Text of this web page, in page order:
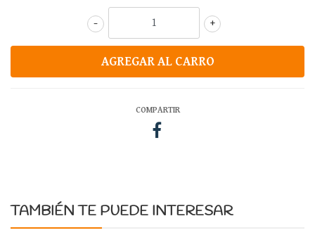
+
-
COMPARTIR
TAMBIÉN TE PUEDE INTERESAR